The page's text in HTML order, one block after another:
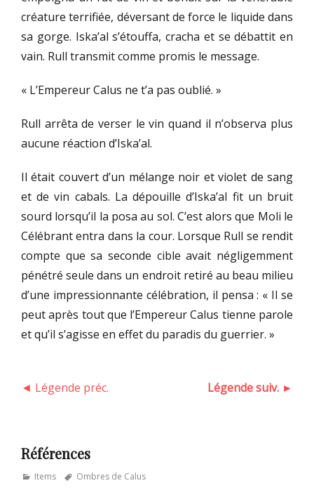
créature terrifiée, déversant de force le liquide dans
sa gorge. Iska’al s’étouffa, cracha et se débattit en
vain. Rull transmit comme promis le message.
« L’Empereur Calus ne t’a pas oublié. »
Rull arrêta de verser le vin quand il n’observa plus
aucune réaction d’Iska’al.
Il était couvert d’un mélange noir et violet de sang
et de vin cabals. La dépouille d’Iska’al fit un bruit
sourd lorsqu’il la posa au sol. C’est alors que Moli le
Célébrant entra dans la cour. Lorsque Rull se rendit
compte que sa seconde cible avait négligemment
pénétré seule dans un endroit retiré au beau milieu
d’une impressionnante célébration, il pensa : « Il se
peut après tout que l’Empereur Calus tienne parole
et qu’il s’agisse en effet du paradis du guerrier. »
◄ Légende préc. Légende suiv. ►
Références
Categories
Items TagsOmbres de Calus